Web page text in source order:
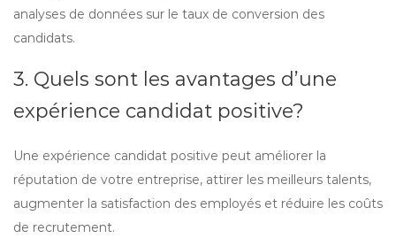
analyses de données sur le taux de conversion des
candidats.
3. Quels sont les avantages d’une
expérience candidat positive?
Une expérience candidat positive peut améliorer la
réputation de votre entreprise, attirer les meilleurs talents,
augmenter la satisfaction des employés et réduire les coûts
de recrutement.